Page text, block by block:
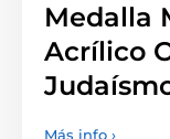
Medalla
Acrílico
Más info ›